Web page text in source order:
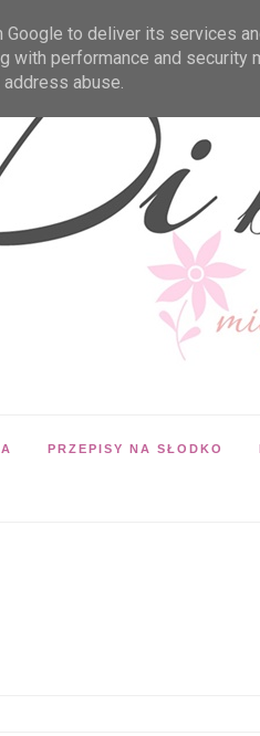
PRZEPISY NA SŁODKO
to deliver its services
with performance and
abuse.